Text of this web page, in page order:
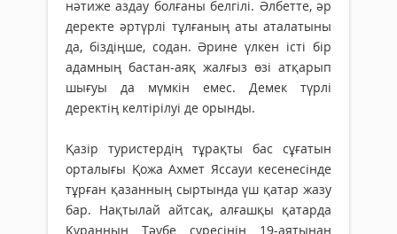
нәтиже аздау болғаны белгілі. Әлбетте, әр
деректе әртүрлі тұлғаның аты аталатыны
да, біздіңше, содан. Әрине үлкен істі бір
адамның бастан-аяқ жалғыз өзі атқарып
шығуы да мүмкін емес. Демек түрлі
деректің келтірілуі де орынды.
Қазір туристердің тұрақты бас сұғатын
орталығы Қожа Ахмет Яссауи кесенесінде
тұрған қазанның сыртында үш қатар жазу
бар. Нақтылай айтсақ, алғашқы қатарда
Құранның Тәубе сүресінің 19-аятынан